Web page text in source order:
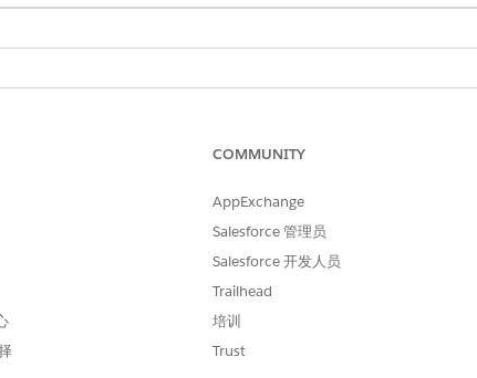
收款和恢复管理员
和
FSC 销售或 FSC 服务
和
Industry Service Excellence
和
COMMUNITY
AppExchange
Salesforce 管理员
Salesforce 开发人员
Trailhead
培训
Trust